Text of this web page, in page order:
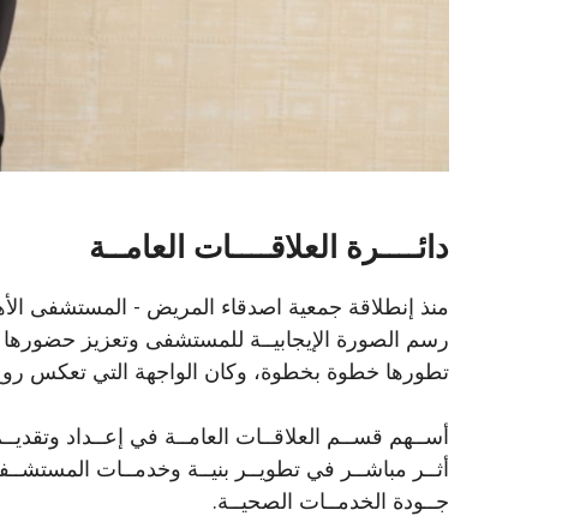
دائــــرة العلاقــــات العامــة
منذ إنطلاقة جمعية اصدقاء المريض - المستشفى
رسم الصورة الإيجابيــة للمستشفى وتعزيز
تطورها خطوة بخطوة، وكان الواجهة التي تعكس روح
أســهم قســم العلاقــات العامــة في إعــداد
أثــر مباشــر في تطويــر بنيــة وخدمــات
جــودة الخدمــات الصحيــة.